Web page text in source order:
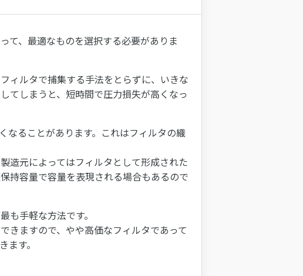
て、最適なものを選択する必要がありま
ィルタで捕集する手法をとらずに、いきな
てしまうと、短時間で圧力損失が高くなっ
なることがあります。これはフィルタの織
造元によってはフィルタとして形成された
持容量で容量を表現される場合もあるので
も手軽な方法です。
きますので、やや高価なフィルタであって
す。